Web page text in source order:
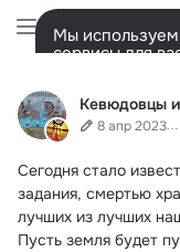
Кевюдовцы
8 апр 2023
Сегодня стало
задания, смертью
лучших из лучших
Пусть земля будет
Мы
сервисы для
представитель.
Разрешить все
Лента Участники 285
Дополнительная
колонка
Всё1 687